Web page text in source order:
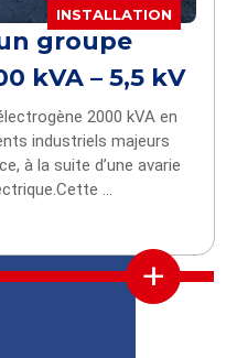
INSTALLATION
groupe
kVA – 5,5 kV
2000 kVA en
industriels majeurs
à la suite d’une avarie
...
+